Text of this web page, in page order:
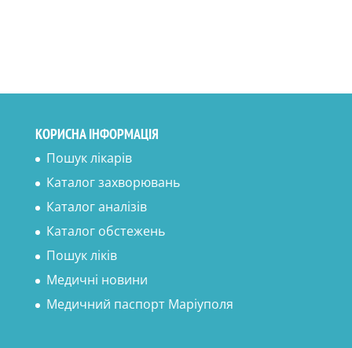
КОРИСНА ІНФОРМАЦІЯ
Пошук лікарів
Каталог захворювань
Каталог аналізів
Каталог обстежень
Пошук ліків
Медичні новини
Медичний паспорт Маріуполя